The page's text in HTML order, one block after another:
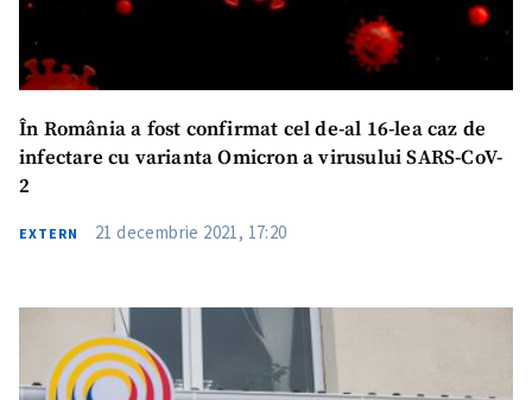
În România a fost confirmat cel de-al 16-lea caz de
infectare cu varianta Omicron a virusului SARS-CoV-
2
EXTERN 21 decembrie 2021, 17:20